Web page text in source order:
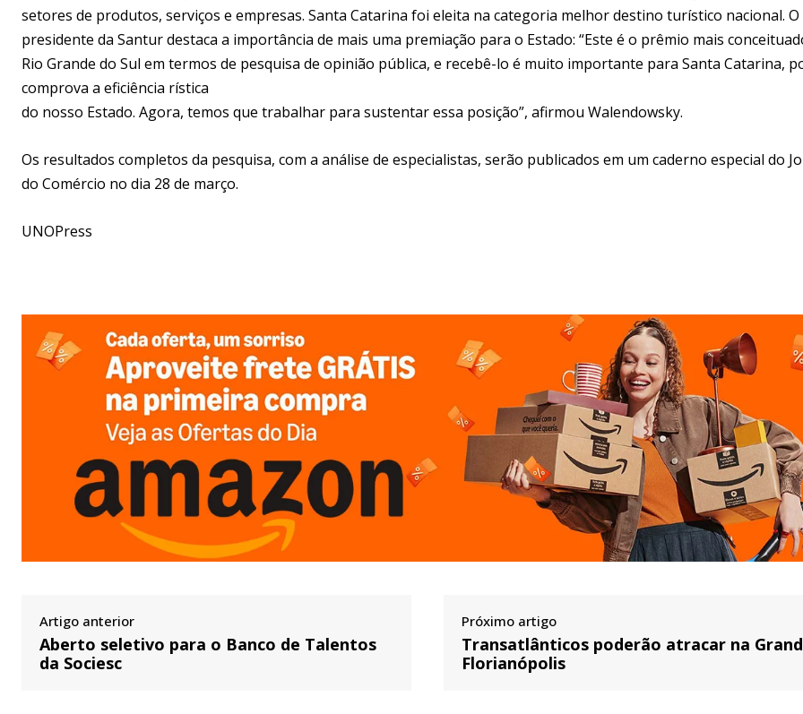
setores de produtos, serviços e empresas. Santa Catarina foi eleita na categoria melhor destino turístico nacional. O
presidente da Santur destaca a importância de mais uma premiação para o Estado: “Este é o prêmio mais
Rio Grande do Sul em termos de pesquisa de opinião pública, e recebê-lo é muito importante para Santa Catarina,
comprova a eficiência rística
do nosso Estado. Agora, temos que trabalhar para sustentar essa posição”, afirmou Walendowsky.
Os resultados completos da pesquisa, com a análise de especialistas, serão publicados em um caderno especial do
do Comércio no dia 28 de março.
UNOPress
Artigo anterior
Aberto seletivo para o Banco de Talentos
da Sociesc
Próximo artigo
Transatlânticos poderão atracar na
Florianópolis